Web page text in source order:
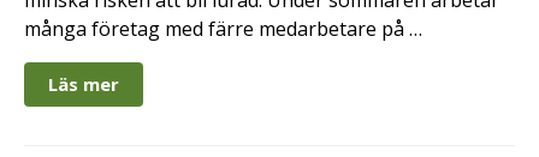
många företag med färre medarbetare på …
Läs mer